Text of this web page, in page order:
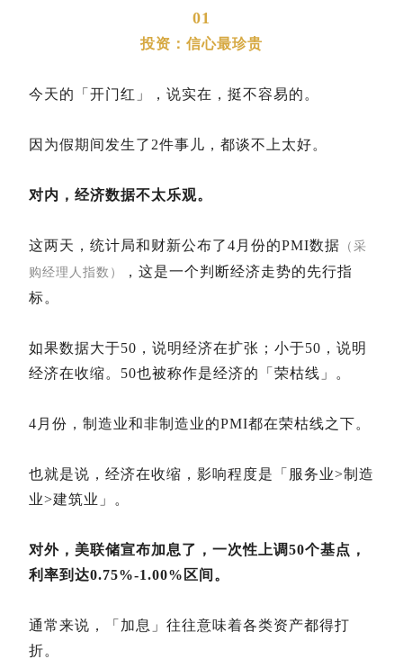
01
投资：信心最珍贵
今天的「开门红」，说实在，挺不容易的。
因为假期间发生了2件事儿，都谈不上太好。
对内，经济数据不太乐观。
这两天，统计局和财新公布了4月份的PMI数据 （采
购经理人指数）
，这是一个判断经济走势的先行指
标。
如果数据大于50，说明经济在扩张；小于50，说明
经济在收缩。50也被称作是经济的「荣枯线」。
4月份，制造业和非制造业的PMI都在荣枯线之下。
也就是说，经济在收缩，影响程度是「服务业>制造
业>建筑业」。
对外，美联储宣布加息了，一次性上调50个基点，
利率到达0.75%-1.00%区间。
通常来说，「加息」往往意味着各类资产都得打
折。